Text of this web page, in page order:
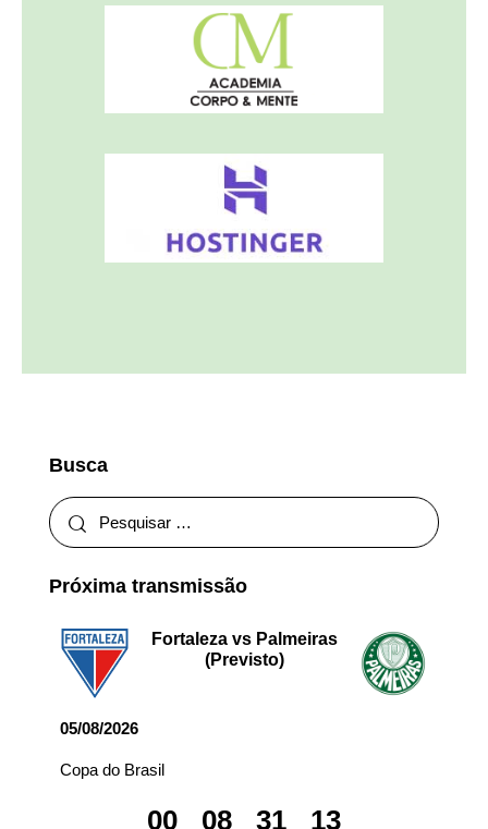
Busca
Próxima transmissão
Fortaleza vs Palmeiras
(Previsto)
05/08/2026
Copa do Brasil
00 08 31 13